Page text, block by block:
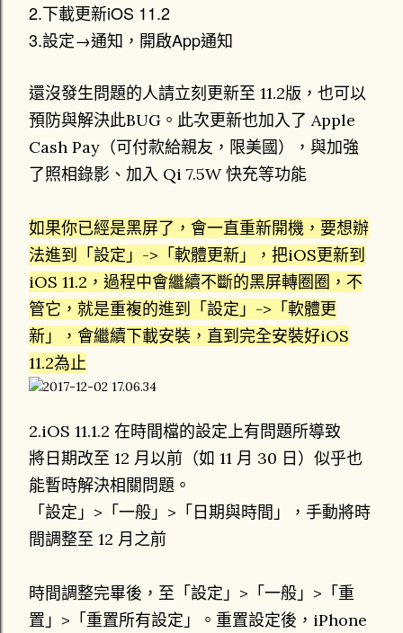
2.下載更新iOS 11.2
3.設定→通知，開啟App通知
還沒發生問題的人請立刻更新至 11.2版，也可以
預防與解決此BUG。此次更新也加入了 Apple
Cash Pay（可付款給親友，限美國），與加強
了照相錄影、加入 Qi 7.5W 快充等功能
如果你已經是黑屏了，會一直重新開機，要想辦
法進到「設定」->「軟體更新」，把iOS更新到
iOS 11.2，過程中會繼續不斷的黑屏轉圈圈，不
管它，就是重複的進到「設定」->「軟體更
新」，會繼續下載安裝，直到完全安裝好iOS
11.2為止
2.iOS 11.1.2 在時間檔的設定上有問題所導致
將日期改至 12 月以前（如 11 月 30 日）似乎也
能暫時解決相關問題。
「設定」>「一般」>「日期與時間」，手動將時
間調整至 12 月之前
時間調整完畢後，至「設定」>「一般」>「重
置」>「重置所有設定」。重置設定後，iPhone